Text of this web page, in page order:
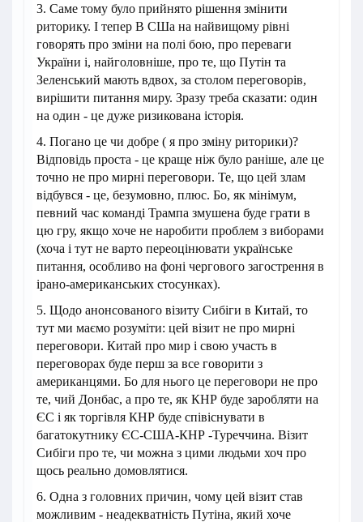
3. Саме тому було прийнято рішення змінити
риторику. І тепер В СШа на найвищому рівні
говорять про зміни на полі бою, про переваги
України і, найголовніше, про те, що Путін та
Зеленський мають вдвох, за столом переговорів,
вирішити питання миру. Зразу треба сказати: один
на один - це дуже ризикована історія.
4. Погано це чи добре ( я про зміну риторики)?
Відповідь проста - це краще ніж було раніше, але це
точно не про мирні переговори. Те, що цей злам
відбувся - це, безумовно, плюс. Бо, як мінімум,
певний час команді Трампа змушена буде грати в
цю гру, якщо хоче не наробити проблем з виборами
(хоча і тут не варто переоцінювати українське
питання, особливо на фоні чергового загострення в
ірано-американських стосунках).
5. Щодо анонсованого візиту Сибіги в Китай, то
тут ми маємо розуміти: цей візит не про мирні
переговори. Китай про мир і свою участь в
переговорах буде перш за все говорити з
американцями. Бо для нього це переговори не про
те, чий Донбас, а про те, як КНР буде заробляти на
ЄС і як торгівля КНР буде співіснувати в
багатокутнику ЄС-США-КНР -Туреччина. Візит
Сибіги про те, чи можна з цими людьми хоч про
щось реально домовлятися.
6. Одна з головних причин, чому цей візит став
можливим - неадекватність Путіна, який хоче